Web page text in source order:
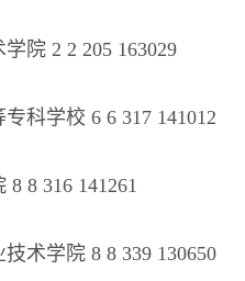
院 2 2 205 163029
科学校 6 6 317 141012
8 8 316 141261
术学院 8 8 339 130650